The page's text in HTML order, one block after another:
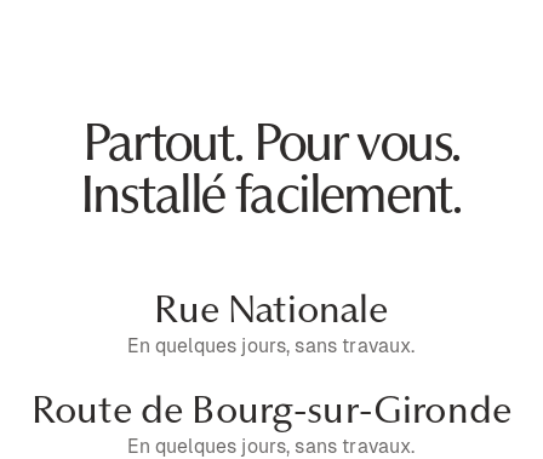
Partout. Pour vous.
Installé facilement.
Rue Nationale
En quelques jours, sans travaux.
Route de Bourg-sur-Gironde
En quelques jours, sans travaux.